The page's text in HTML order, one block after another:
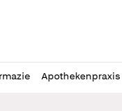
Apothekenpraxis